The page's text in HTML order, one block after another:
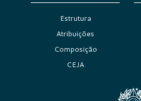
Estrutura
Atribuições
Composição
CEJA